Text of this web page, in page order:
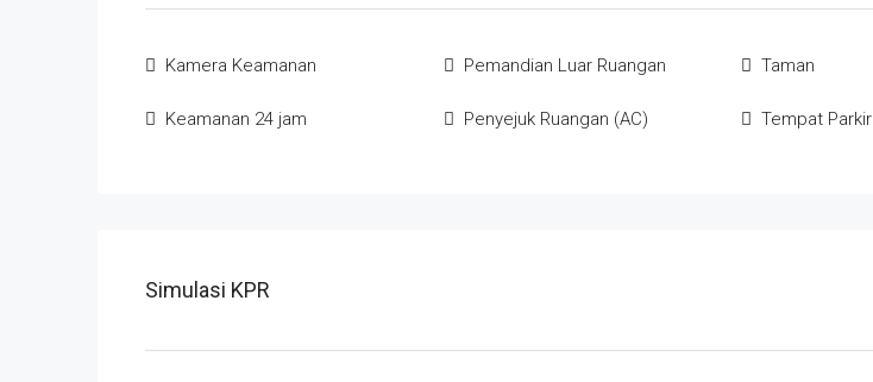
Kamera Keamanan
Keamanan 24 jam
Pemandian Luar Ruangan
Penyejuk Ruangan (AC)
Taman
Tempat Parkir
Simulasi KPR